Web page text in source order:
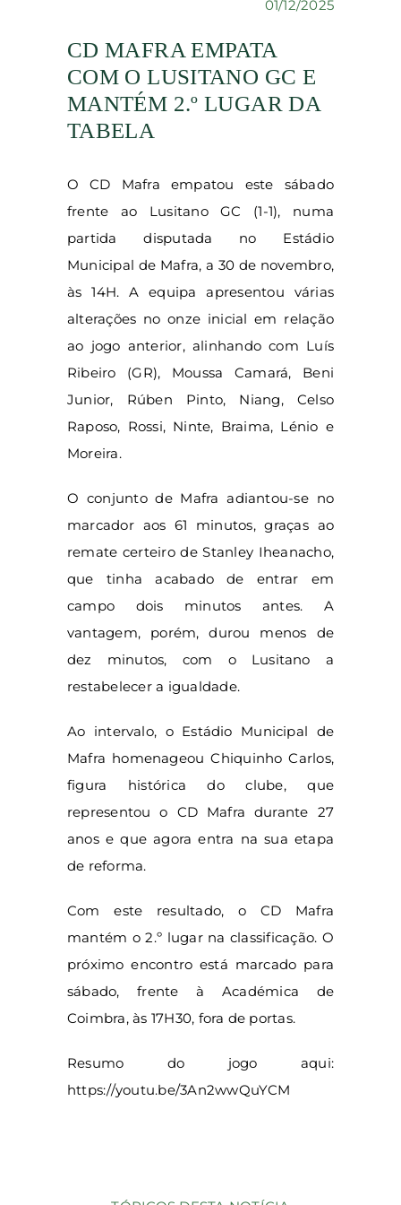
01/12/2025
CD MAFRA EMPATA
COM O LUSITANO GC E
MANTÉM 2.º LUGAR DA
TABELA
O CD Mafra empatou este sábado
frente ao Lusitano GC (1-1), numa
partida disputada no Estádio
Municipal de Mafra, a 30 de novembro,
às 14H. A equipa apresentou várias
alterações no onze inicial em relação
ao jogo anterior, alinhando com Luís
Ribeiro (GR), Moussa Camará, Beni
Junior, Rúben Pinto, Niang, Celso
Raposo, Rossi, Ninte, Braima, Lénio e
Moreira.
O conjunto de Mafra adiantou-se no
marcador aos 61 minutos, graças ao
remate certeiro de Stanley Iheanacho,
que tinha acabado de entrar em
campo dois minutos antes. A
vantagem, porém, durou menos de
dez minutos, com o Lusitano a
restabelecer a igualdade.
Ao intervalo, o Estádio Municipal de
Mafra homenageou Chiquinho Carlos,
figura histórica do clube, que
representou o CD Mafra durante 27
anos e que agora entra na sua etapa
de reforma.
Com este resultado, o CD Mafra
mantém o 2.º lugar na classificação. O
próximo encontro está marcado para
sábado, frente à Académica de
Coimbra, às 17H30, fora de portas.
Resumo do jogo aqui:
https://youtu.be/3An2wwQuYCM